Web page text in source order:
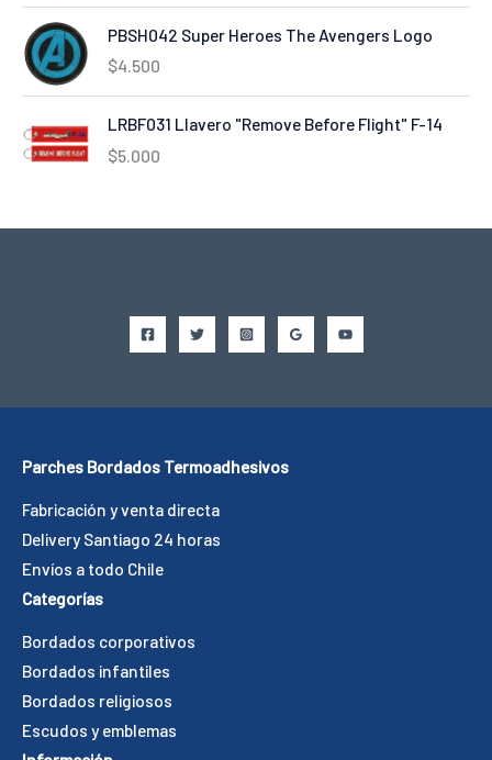
PBSH042 Super Heroes The Avengers Logo
$4.500
LRBF031 Llavero "Remove Before Flight" F-14
$5.000
Parches Bordados Termoadhesivos
Fabricación y venta directa
Delivery Santiago 24 horas
Envíos a todo Chile
Categorías
Bordados corporativos
Bordados infantiles
Bordados religiosos
Escudos y emblemas